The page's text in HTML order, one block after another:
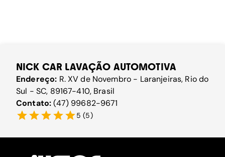
NICK CAR LAVAÇÃO AUTOMOTIVA
Endereço: R. XV de Novembro - Laranjeiras, Rio do
Sul - SC, 89167-410, Brasil
Contato:(47) 99682-9671
5 (5)